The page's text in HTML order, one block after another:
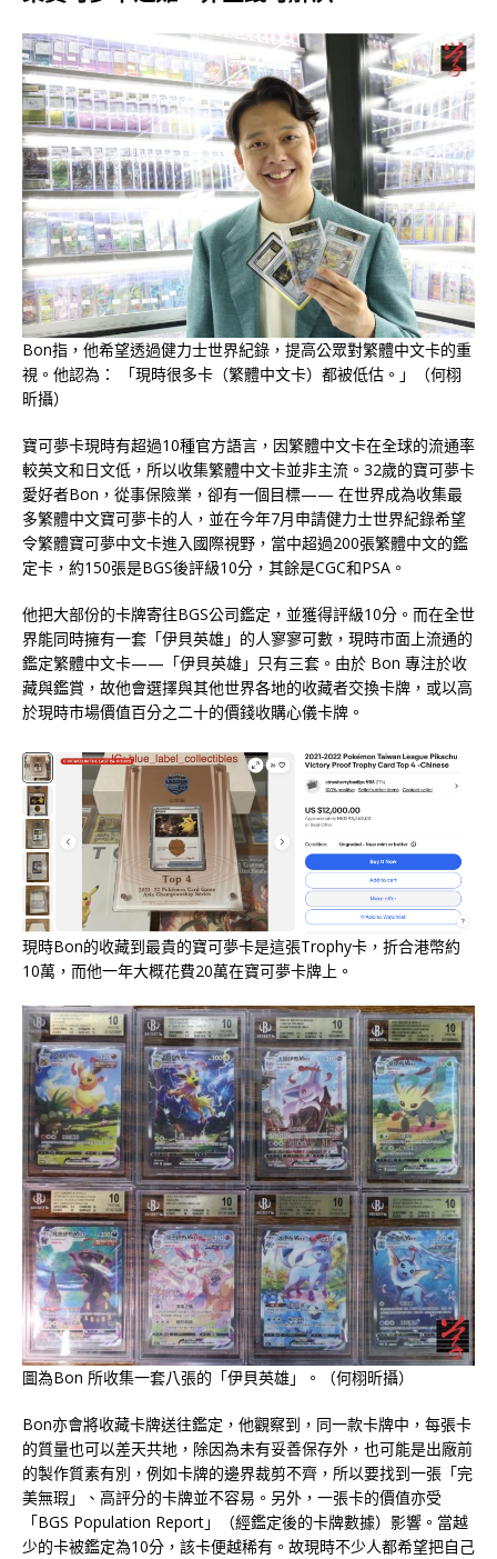
Bon指，他希望透過健力士世界紀錄，提高公眾對繁體中文卡的重
視。他認為： 「現時很多卡（繁體中文卡）都被低估。」（何栩
昕攝）
寶可夢卡現時有超過10種官方語言，因繁體中文卡在全球的流通率
較英文和日文低，所以收集繁體中文卡並非主流。32歲的寶可夢卡
愛好者Bon，從事保險業，卻有一個目標—— 在世界成為收集最
多繁體中文寶可夢卡的人，並在今年7月申請健力士世界紀錄希望
令繁體寶可夢中文卡進入國際視野，當中超過200張繁體中文的鑑
定卡，約150張是BGS後評級10分，其餘是CGC和PSA。
他把大部份的卡牌寄往BGS公司鑑定，並獲得評級10分。而在全世
界能同時擁有一套「伊貝英雄」的人寥寥可數，現時市面上流通的
鑑定繁體中文卡——「伊貝英雄」只有三套。由於 Bon 專注於收
藏與鑑賞，故他會選擇與其他世界各地的收藏者交換卡牌，或以高
於現時市場價值百分之二十的價錢收購心儀卡牌。
現時Bon的收藏到最貴的寶可夢卡是這張Trophy卡，折合港幣約
10萬，而他一年大概花費20萬在寶可夢卡牌上。
圖為Bon 所收集一套八張的「伊貝英雄」。（何栩昕攝）
Bon亦會將收藏卡牌送往鑑定，他觀察到，同一款卡牌中，每張卡
的質量也可以差天共地，除因為未有妥善保存外，也可能是出廠前
的製作質素有別，例如卡牌的邊界裁剪不齊，所以要找到一張「完
美無瑕」、高評分的卡牌並不容易。另外，一張卡的價值亦受
「BGS Population Report」（經鑑定後的卡牌數據）影響。當越
少的卡被鑑定為10分，該卡便越稀有。故現時不少人都希望把自己